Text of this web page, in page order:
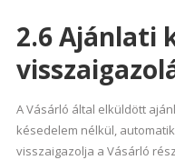
2.6 Ajánlati
A Vásárló által elküldött
késedelem nélkül,
visszaigazolja a Vásárló